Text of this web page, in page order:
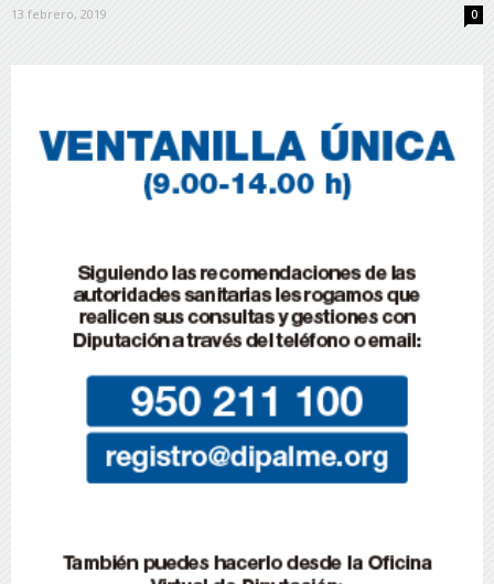
13 febrero, 2019 0